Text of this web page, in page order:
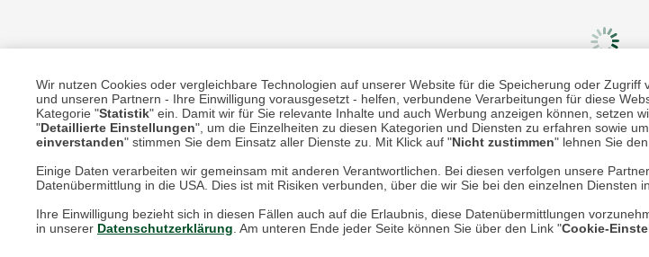
Wir nutzen Cookies oder vergleichbare Technologien auf unserer Website für die Speicherung oder
und unseren Partnern - Ihre Einwilligung vorausgesetzt - helfen, verbundene Verarbeitungen für diese
Kategorie "Statistik" ein. Damit wir für Sie relevante Inhalte und auch Werbung anzeigen können, setzen
"Detaillierte Einstellungen", um die Einzelheiten zu diesen Kategorien und Diensten zu erfahren sowie
einverstanden" stimmen Sie dem Einsatz aller Dienste zu. Mit Klick auf "Nicht zustimmen" lehnen Sie
Einige Daten verarbeiten wir gemeinsam mit anderen Verantwortlichen. Bei diesen verfolgen unsere
Datenübermittlung in die USA. Dies ist mit Risiken verbunden, über die wir Sie bei den einzelnen Diensten
Ihre Einwilligung bezieht sich in diesen Fällen auch auf die Erlaubnis, diese Datenübermittlungen
in unserer Datenschutzerklärung. Am unteren Ende jeder Seite können Sie über den Link "Cookie-
Unsere Services für Sie
Online Magazin
Newsletter-Archiv
Mehr erfahren
Über uns
AGB